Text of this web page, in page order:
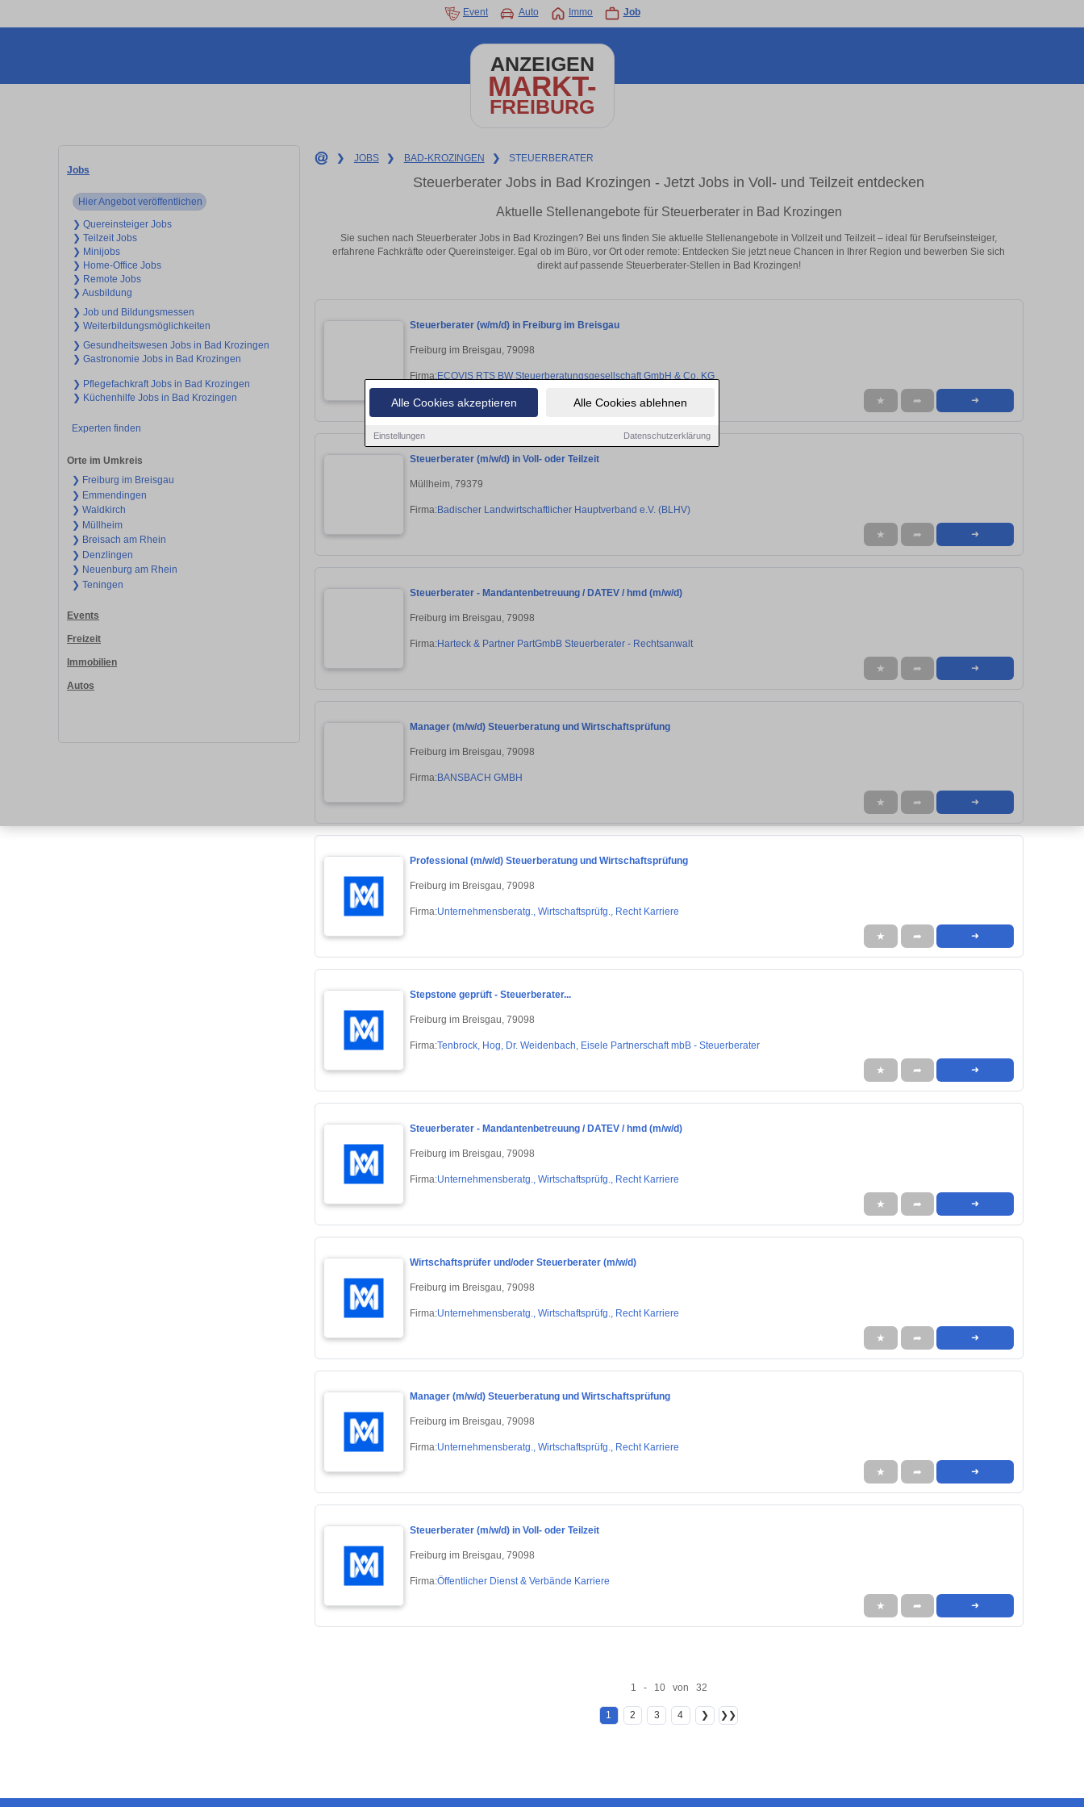
Alle Cookies akzeptieren Alle Cookies ablehnen
Einstellungen Datenschutzerklärung
Event Auto Immo Job
ANZEIGEN
MARKT-
FREIBURG
Jobs
Hier Angebot veröffentlichen
❯ Quereinsteiger Jobs
❯ Teilzeit Jobs
❯ Minijobs
❯ Home-Office Jobs
❯ Remote Jobs
❯ Ausbildung
❯ Job und Bildungsmessen
❯ Weiterbildungsmöglichkeiten
❯ Gesundheitswesen Jobs in Bad Krozingen
❯ Gastronomie Jobs in Bad Krozingen
❯ Pflegefachkraft Jobs in Bad Krozingen
❯ Küchenhilfe Jobs in Bad Krozingen
Experten finden
Orte im Umkreis
❯ Freiburg im Breisgau
❯ Emmendingen
❯ Waldkirch
❯ Müllheim
❯ Breisach am Rhein
❯ Denzlingen
❯ Neuenburg am Rhein
❯ Teningen
Events
Freizeit
Immobilien
Autos
❯ JOBS ❯ BAD-KROZINGEN ❯ STEUERBERATER
Steuerberater Jobs in Bad Krozingen - Jetzt Jobs in Voll- und Teilzeit entdecken
Aktuelle Stellenangebote für Steuerberater in Bad Krozingen
Sie suchen nach Steuerberater Jobs in Bad Krozingen? Bei uns finden Sie aktuelle Stellenangebote in Vollzeit und Teilzeit – ideal für Berufseinsteiger,
erfahrene Fachkräfte oder Quereinsteiger. Egal ob im Büro, vor Ort oder remote: Entdecken Sie jetzt neue Chancen in Ihrer Region und bewerben Sie sich
direkt auf passende Steuerberater-Stellen in Bad Krozingen!
Steuerberater (w/m/d) in Freiburg im Breisgau
Freiburg im Breisgau, 79098
Firma:ECOVIS RTS BW Steuerberatungsgesellschaft GmbH & Co. KG
★ ➦ ➜
Steuerberater (m/w/d) in Voll- oder Teilzeit
Müllheim, 79379
Firma:Badischer Landwirtschaftlicher Hauptverband e.V. (BLHV)
★ ➦ ➜
Steuerberater - Mandantenbetreuung / DATEV / hmd (m/w/d)
Freiburg im Breisgau, 79098
Firma:Harteck & Partner PartGmbB Steuerberater - Rechtsanwalt
★ ➦ ➜
Manager (m/w/d) Steuerberatung und Wirtschaftsprüfung
Freiburg im Breisgau, 79098
Firma:BANSBACH GMBH
★ ➦ ➜
Professional (m/w/d) Steuerberatung und Wirtschaftsprüfung
Freiburg im Breisgau, 79098
Firma:Unternehmensberatg., Wirtschaftsprüfg., Recht Karriere
★ ➦ ➜
Stepstone geprüft - Steuerberater...
Freiburg im Breisgau, 79098
Firma:Tenbrock, Hog, Dr. Weidenbach, Eisele Partnerschaft mbB - Steuerberater
★ ➦ ➜
Steuerberater - Mandantenbetreuung / DATEV / hmd (m/w/d)
Freiburg im Breisgau, 79098
Firma:Unternehmensberatg., Wirtschaftsprüfg., Recht Karriere
★ ➦ ➜
Wirtschaftsprüfer und/oder Steuerberater (m/w/d)
Freiburg im Breisgau, 79098
Firma:Unternehmensberatg., Wirtschaftsprüfg., Recht Karriere
★ ➦ ➜
Manager (m/w/d) Steuerberatung und Wirtschaftsprüfung
Freiburg im Breisgau, 79098
Firma:Unternehmensberatg., Wirtschaftsprüfg., Recht Karriere
★ ➦ ➜
Steuerberater (m/w/d) in Voll- oder Teilzeit
Freiburg im Breisgau, 79098
Firma:Öffentlicher Dienst & Verbände Karriere
★ ➦ ➜
1 - 10 von 32
1 2 3 4 ❯ ❯❯